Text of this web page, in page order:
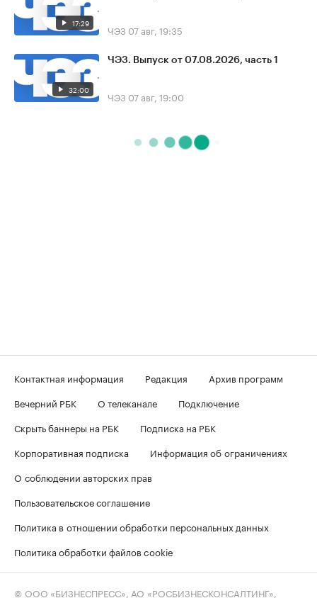
17:29 ЧЭЗ 07 авг, 19:35
32:00
ЧЭЗ. Выпуск от 07.08.2026, часть 1
ЧЭЗ 07 авг, 19:00
Контактная информация Редакция
Архив программ
Вечерний РБК
О телеканале
Подключение
Скрыть баннеры на РБК
Подписка на РБК
Корпоративная подписка
Информация об ограничениях
О соблюдении авторских прав
Пользовательское соглашение
Политика в отношении обработки персональных данных
Политика обработки файлов cookie
© ООО «БИЗНЕСПРЕСС», АО «РОСБИЗНЕСКОНСАЛТИНГ»,